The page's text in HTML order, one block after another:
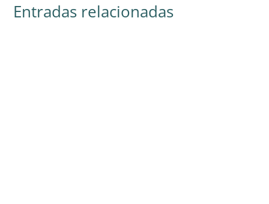
Entradas relacionadas